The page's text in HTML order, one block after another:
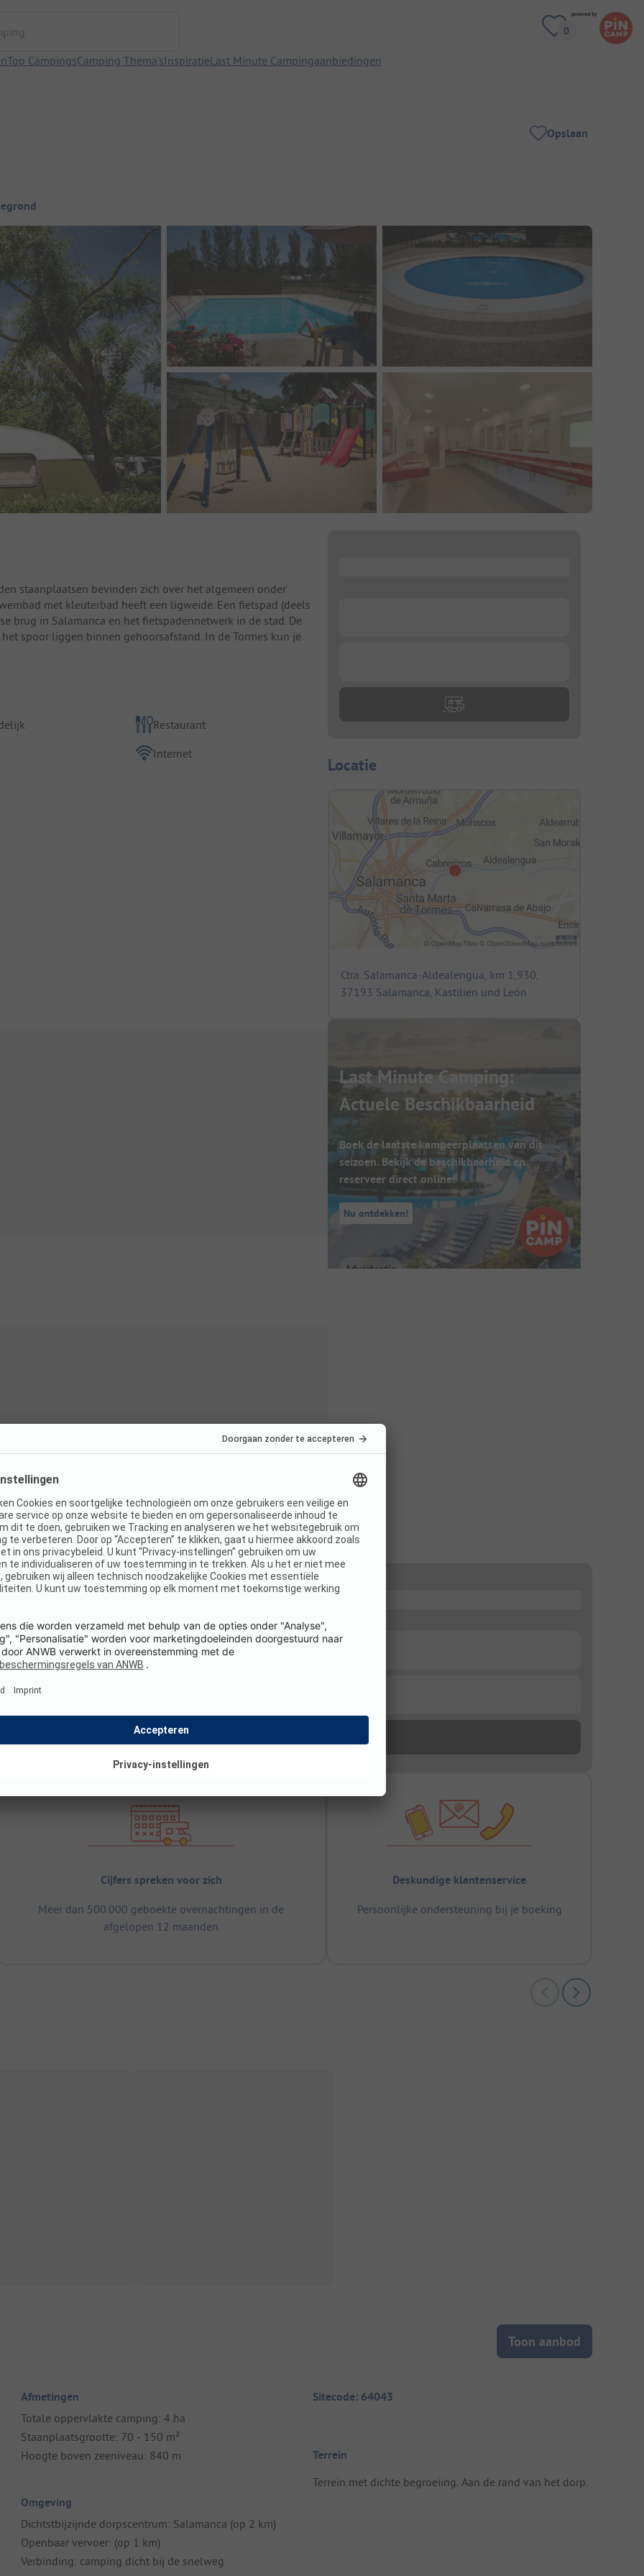
Top CampingsCamping Thema'sInspiratieLast Minute Campingaanbiedingen
Opslaan
staanplaatsen bevinden zich over het algemeen onder
met kleuterbad heeft een ligweide. Een fietspad (deels
brug in Salamanca en het fietspadennetwerk in de stad. De
spoor liggen binnen gehoorsafstand. In de Tormes kun je
Restaurant
Internet
Locatie
Ctra. Salamanca-Aldealengua, km 1,930,
37193 Salamanca, Kastilien und León
Last Minute Camping:
Actuele Beschikbaarheid
Boek de laatste kampeerplaatsen van dit
seizoen. Bekijk de beschikbaarheid en
reserveer direct online!
Nu ontdekken!
Cijfers spreken voor zich
Meer dan 500.000 geboekte overnachtingen in de
afgelopen 12 maanden
Deskundige klantenservice
Persoonlijke ondersteuning bij je boeking
Toon aanbod
Afmetingen
Totale oppervlakte camping: 4 ha
Staanplaatsgrootte: 70 - 150 m²
Hoogte boven zeeniveau: 840 m
Omgeving
Dichtstbijzijnde dorpscentrum: Salamanca (op 2 km)
Openbaar vervoer: (op 1 km)
Verbinding: camping dicht bij de snelweg
Sitecode: 64043
Terrein
Terrein met dichte begroeiing. Aan de rand van het dorp.